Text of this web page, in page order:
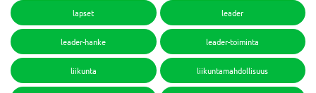
lapset leader
leader-hanke leader-toiminta
liikunta liikuntamahdollisuus